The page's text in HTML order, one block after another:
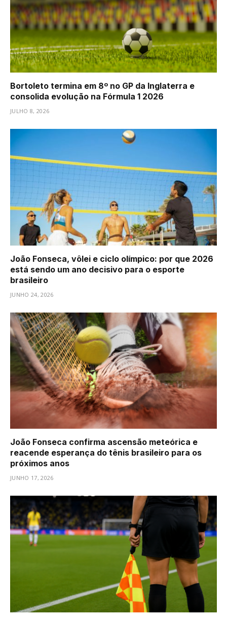
Bortoleto termina em 8º no GP da Inglaterra e
consolida evolução na Fórmula 1 2026
JULHO 8, 2026
João Fonseca, vôlei e ciclo olímpico: por que 2026
está sendo um ano decisivo para o esporte
brasileiro
JUNHO 24, 2026
João Fonseca confirma ascensão meteórica e
reacende esperança do tênis brasileiro para os
próximos anos
JUNHO 17, 2026